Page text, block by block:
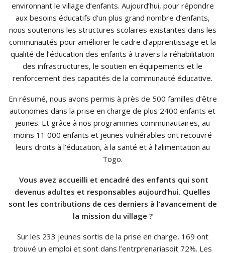
environnant le village d’enfants. Aujourd’hui, pour répondre
aux besoins éducatifs d’un plus grand nombre d’enfants,
nous soutenons les structures scolaires existantes dans les
communautés pour améliorer le cadre d’apprentissage et la
qualité de l’éducation des enfants à travers la réhabilitation
des infrastructures, le soutien en équipements et le
renforcement des capacités de la communauté éducative.
En résumé, nous avons permis à près de 500 familles d’être
autonomes dans la prise en charge de plus 2400 enfants et
jeunes. Et grâce à nos programmes communautaires, au
moins 11 000 enfants et jeunes vulnérables ont recouvré
leurs droits à l’éducation, à la santé et à l’alimentation au
Togo.
Vous avez accueilli et encadré des enfants qui sont
devenus adultes et responsables aujourd’hui. Quelles
sont les contributions de ces derniers à l’avancement de
la mission du village ?
Sur les 233 jeunes sortis de la prise en charge, 169 ont
trouvé un emploi et sont dans l’entrprenariasoit 72%. Les